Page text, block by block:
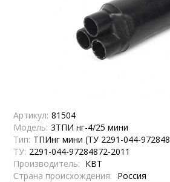
Артикул: 81504
Модель: 3ТПИ нг-4/25 мини
Тип: ТПИнг мини (ТУ 2291-044-972848
ТУ: 2291-044-97284872-2011
Производитель: КВТ
Страна происхождения: Россия